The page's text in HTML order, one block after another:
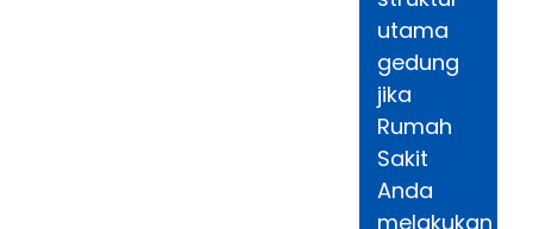
utama
gedung
jika
Rumah
Sakit
Anda
melakukan